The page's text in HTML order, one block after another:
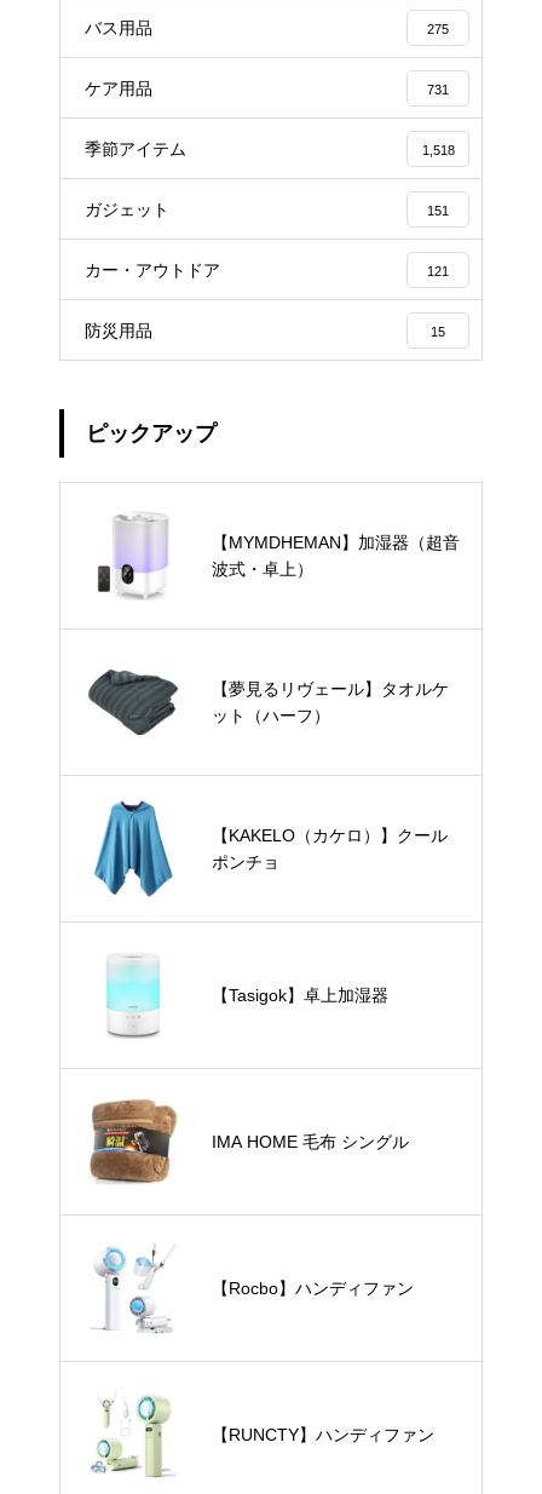
バス用品 275
ケア用品 731
季節アイテム 1,518
ガジェット 151
カー・アウトドア 121
防災用品 15
ピックアップ
【MYMDHEMAN】加湿器（超音
波式・卓上）
【夢見るリヴェール】タオルケ
ット（ハーフ）
【KAKELO（カケロ）】クール
ポンチョ
【Tasigok】卓上加湿器
IMA HOME 毛布 シングル
【Rocbo】ハンディファン
【RUNCTY】ハンディファン